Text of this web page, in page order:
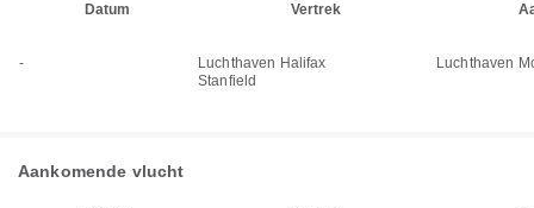
Datum Vertrek
-
Luchthaven Halifax
Stanfield
Luchthaven
Aankomende vlucht